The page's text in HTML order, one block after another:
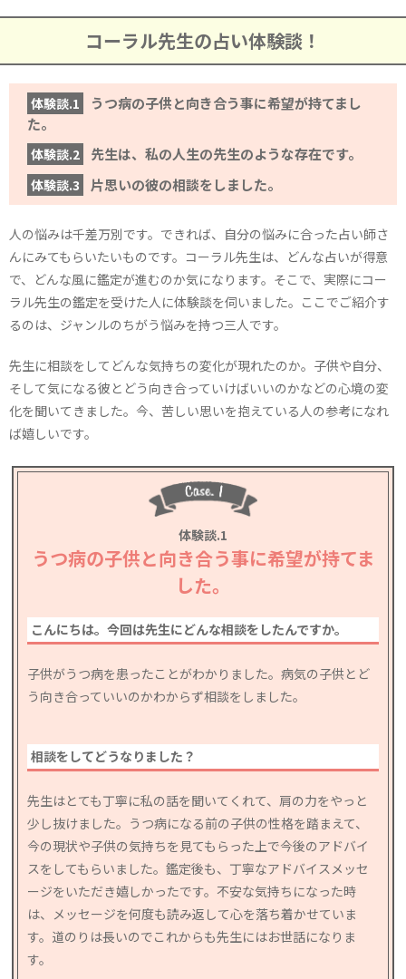
コーラル先生の占い体験談！
体験談.1
うつ病の子供と向き合う事に希望が持てまし
た。
体験談.2 先生は、私の人生の先生のような存在です。
体験談.3 片思いの彼の相談をしました。
人の悩みは千差万別です。できれば、自分の悩みに合った占い師さ
んにみてもらいたいものです。コーラル先生は、どんな占いが得意
で、どんな風に鑑定が進むのか気になります。そこで、実際にコー
ラル先生の鑑定を受けた人に体験談を伺いました。ここでご紹介す
るのは、ジャンルのちがう悩みを持つ三人です。
先生に相談をしてどんな気持ちの変化が現れたのか。子供や自分、
そして気になる彼とどう向き合っていけばいいのかなどの心境の変
化を聞いてきました。今、苦しい思いを抱えている人の参考になれ
ば嬉しいです。
体験談.1
うつ病の子供と向き合う事に希望が持てま
した。
こんにちは。今回は先生にどんな相談をしたんですか。
子供がうつ病を患ったことがわかりました。病気の子供とど
う向き合っていいのかわからず相談をしました。
相談をしてどうなりました？
先生はとても丁寧に私の話を聞いてくれて、肩の力をやっと
少し抜けました。うつ病になる前の子供の性格を踏まえて、
今の現状や子供の気持ちを見てもらった上で今後のアドバイ
スをしてもらいました。鑑定後も、丁寧なアドバイスメッセ
ージをいただき嬉しかったです。不安な気持ちになった時
は、メッセージを何度も読み返して心を落ち着かせていま
す。道のりは長いのでこれからも先生にはお世話になりま
す。